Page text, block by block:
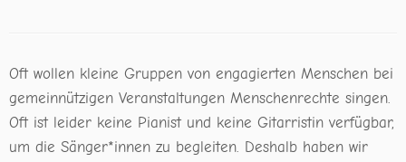
Oft wollen kleine Gruppen von engagierten Menschen bei
gemeinnützigen Veranstaltungen Menschenrechte singen.
Oft ist leider keine Pianist und keine Gitarristin verfügbar,
um die Sänger*innen zu begleiten. Deshalb haben wir